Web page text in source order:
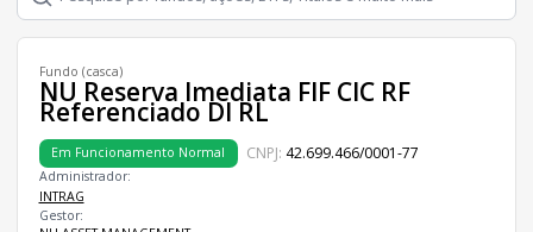
Fundo (casca)
NU Reserva Imediata FIF CIC RF
Referenciado DI RL
Em Funcionamento Normal CNPJ: 42.699.466/0001-77
Administrador:
INTRAG
Gestor: